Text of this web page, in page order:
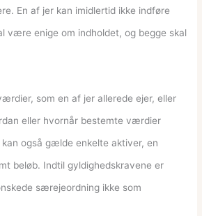
En af jer kan imidlertid ikke indføre
være enige om indholdet, og begge skal
som en af jer allerede ejer, eller
eller hvornår bestemte værdier
også gælde enkelte aktiver, en
beløb. Indtil gyldighedskravene er
særejeordning ikke som